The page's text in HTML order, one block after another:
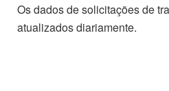
Os dados de solicitações de
atualizados diariamente.